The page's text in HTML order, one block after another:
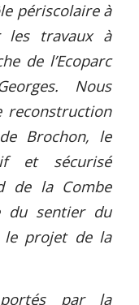
périscolaire à
les travaux à
de l’Ecoparc
Nous
reconstruction
Brochon, le
et sécurisé
de la Combe
du sentier du
le projet de la
par la